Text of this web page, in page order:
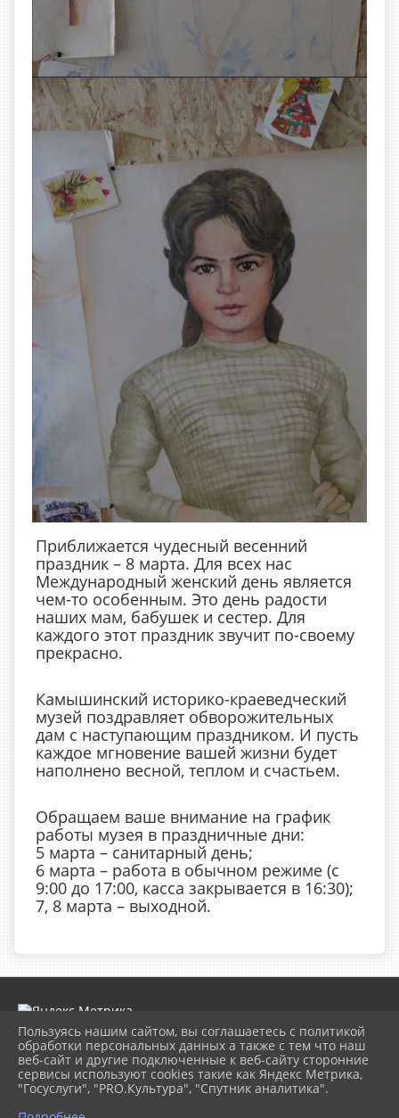
Приближается чудесный весенний
праздник – 8 марта. Для всех нас
Международный женский день является
чем-то особенным. Это день радости
наших мам, бабушек и сестер. Для
каждого этот праздник звучит по-своему
прекрасно.
Камышинский историко-краеведческий
музей поздравляет обворожительных
дам с наступающим праздником. И пусть
каждое мгновение вашей жизни будет
наполнено весной, теплом и счастьем.
Обращаем ваше внимание на график
работы музея в праздничные дни:
5 марта – санитарный день;
6 марта – работа в обычном режиме (с
9:00 до 17:00, касса закрывается в 16:30);
7, 8 марта – выходной.
2026 г. museumkam.ru
Вход
Карта сайта
Политика обработки персональных данных
Пользуясь нашим сайтом, вы соглашаетесь с политикой
обработки персональных данных а также с тем что наш
веб-сайт и другие подключенные к веб-сайту сторонние
сервисы используют cookies такие как Яндекс Метрика,
"Госуслуги", "PRO.Культура", "Спутник аналитика".